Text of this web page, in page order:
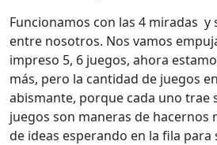
Funcionamos con las 4 miradas y
entre nosotros. Nos vamos
impreso 5, 6 juegos, ahora
más, pero la cantidad de juegos
abismante, porque cada uno trae
juegos son maneras de hacernos
de ideas esperando en la fila para